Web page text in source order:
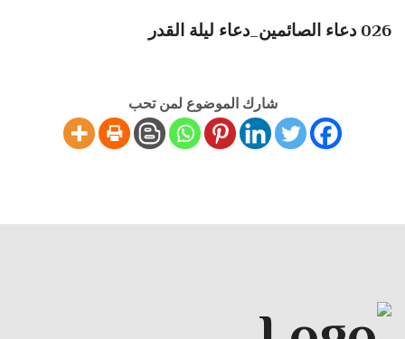
026 دعاء الصائمين_دعاء ليلة القدر
شارك الموضوع لمن تحب